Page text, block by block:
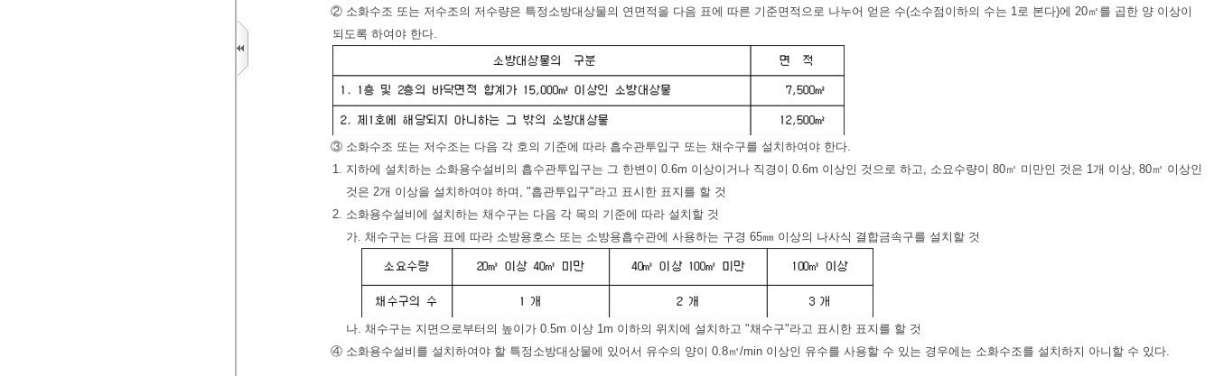
② 소화수조 또는 저수조의 저수량은 특정소방대상물의 연면적을 다음 표에 따른 기준면적으로 나누어 얻은 수(소수점이하의 수는 1로 본다)에 20㎥를 곱한 양 이상이
되도록 하여야 한다.
③ 소화수조 또는 저수조는 다음 각 호의 기준에 따라 흡수관투입구 또는 채수구를 설치하여야 한다.
1. 지하에 설치하는 소화용수설비의 흡수관투입구는 그 한변이 0.6m 이상이거나 직경이 0.6m 이상인 것으로 하고, 소요수량이 80㎥ 미만인 것은 1개 이상, 80㎥ 이상인
것은 2개 이상을 설치하여야 하며, "흡관투입구"라고 표시한 표지를 할 것
2. 소화용수설비에 설치하는 채수구는 다음 각 목의 기준에 따라 설치할 것
가. 채수구는 다음 표에 따라 소방용호스 또는 소방용흡수관에 사용하는 구경 65㎜ 이상의 나사식 결합금속구를 설치할 것
나. 채수구는 지면으로부터의 높이가 0.5m 이상 1m 이하의 위치에 설치하고 "채수구"라고 표시한 표지를 할 것
④ 소화용수설비를 설치하여야 할 특정소방대상물에 있어서 유수의 양이 0.8㎥/min 이상인 유수를 사용할 수 있는 경우에는 소화수조를 설치하지 아니할 수 있다.